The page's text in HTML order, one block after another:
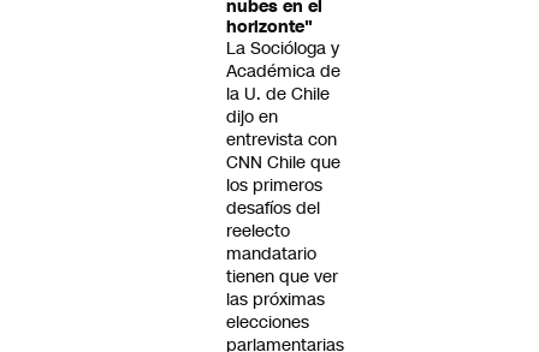
nubes en el
horizonte"
La Socióloga y
Académica de
la U. de Chile
dijo en
entrevista con
CNN Chile que
los primeros
desafíos del
reelecto
mandatario
tienen que ver
las próximas
elecciones
parlamentarias